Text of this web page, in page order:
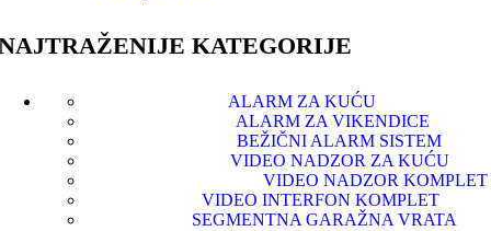
KATEGORIJE
ALARM ZA KUĆU
ALARM ZA VIKENDICE
BEŽIČNI ALARM SISTEM
VIDEO NADZOR ZA KUĆU
VIDEO NADZOR KOMPLET
VIDEO INTERFON KOMPLET
SEGMENTNA GARAŽNA VRATA